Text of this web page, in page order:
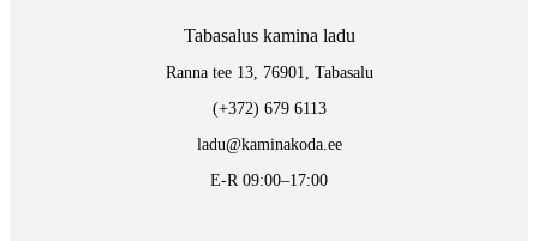
Tabasalus kamina ladu
Ranna tee 13, 76901, Tabasalu
(+372) 679 6113
ladu@kaminakoda.ee
E-R 09:00–17:00